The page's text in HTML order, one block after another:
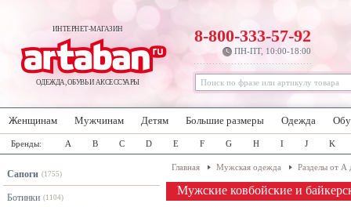
ИНТЕРНЕТ-МАГАЗИН
ОДЕЖДА, ОБУВЬ И АКСЕССУАРЫ
8-800-333-57-92
ПН-ПТ, 10:00-18:00
Женщинам Мужчинам Детям Большие размеры Одежда
Бренды: A B C D E F G H I J K
Сапоги (1755)
Ботинки (1104)
Главная Мужская одежда Разделы от А
Мужские ковбойские и